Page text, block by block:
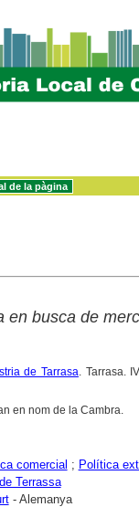
en busca de
de Tarrasa. Tarrasa.
en nom de la Cambra.
comercial ; Política
Terrassa
- Alemanya